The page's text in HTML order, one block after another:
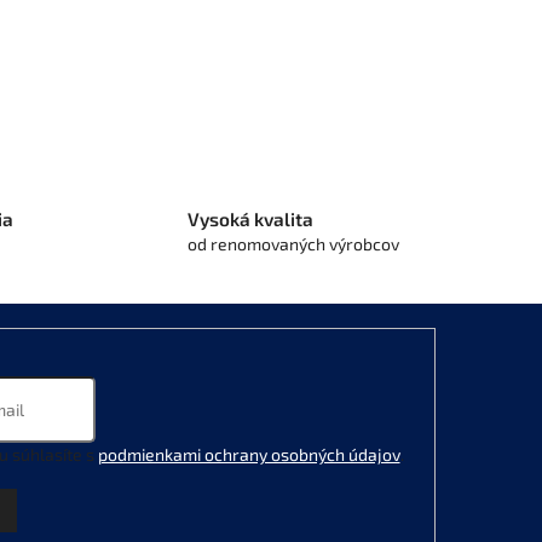
Vysoká kvalita
od renomovaných výrobcov
súhlasíte s podmienkami ochrany osobných údajov.